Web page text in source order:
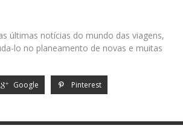
últimas notícias do mundo das viagens,
lo no planeamento de novas e muitas
Google Pinterest